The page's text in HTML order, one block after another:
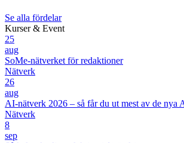
Se alla fördelar
Kurser & Event
25
aug
SoMe-nätverket för redaktioner
Nätverk
26
aug
AI-nätverk 2026 – så får du ut mest av de nya
Nätverk
8
sep